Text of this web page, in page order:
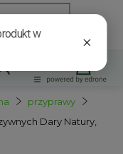
przyprawy
Dary Natury,